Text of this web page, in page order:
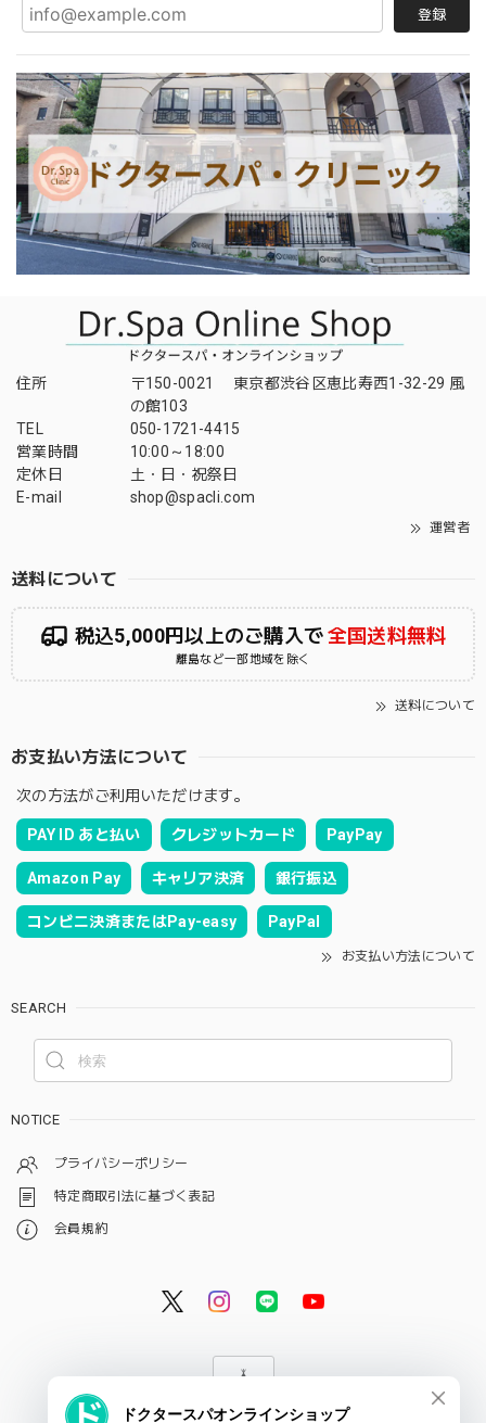
登録
住所
〒150-0021 東京都渋谷区恵比寿西1-32-29 風
の館103
TEL
050-1721-4415
営業時間
10:00～18:00
定休日
土・日・祝祭日
E-mail
shop@spacli.com
運営者
送料について
税込5,000円以上のご購入で全国送料無料
離島など一部地域を除く
送料について
お支払い方法について
次の方法がご利用いただけます。
PAY ID あと払い クレジットカード PayPay
Amazon Pay キャリア決済 銀行振込
コンビニ決済またはPay-easy PayPal
お支払い方法について
SEARCH
NOTICE
プライバシーポリシー
特定商取引法に基づく表記
会員規約